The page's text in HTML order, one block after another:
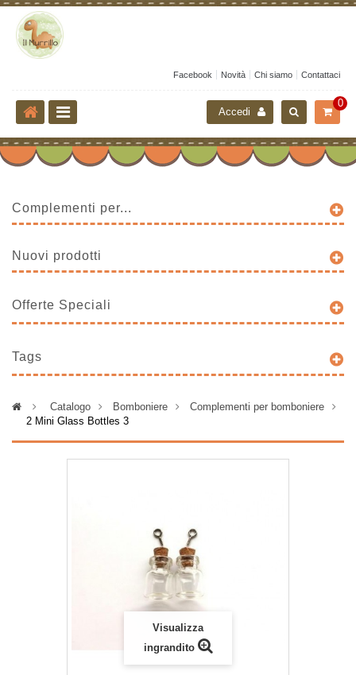
Facebook Novità Chi siamo Contattaci
0
Accedi
Complementi per...
Nuovi prodotti
Offerte Speciali
Tags
> Catalogo > Bomboniere >
Complementi per bomboniere
2 Mini Glass Bottles 3
Visualizza
ingrandito